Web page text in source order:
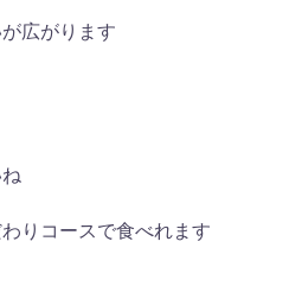
広がります
りコースで食べれます